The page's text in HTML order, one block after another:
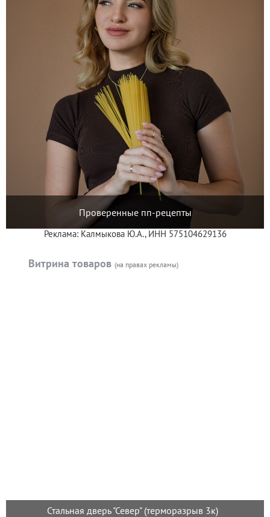
Проверенные пп-рецепты
Реклама: Калмыкова Ю.А., ИНН 575104629136
Витрина товаров (на правах рекламы)
Стальная дверь "Север" (терморазрыв 3к)